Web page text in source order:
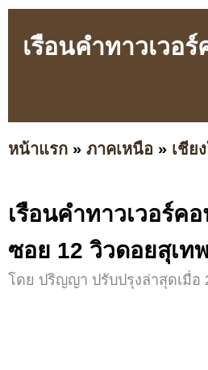
เรือนคำทาวเวอ
หน้าแรก » ภาคเหนือ » เชีย
เรือนคำทาวเวอร์ค
ซอย 12 วิวดอยสุเท
โดย ปริญญา ปรับปรุงล่าสุดเมื่อ